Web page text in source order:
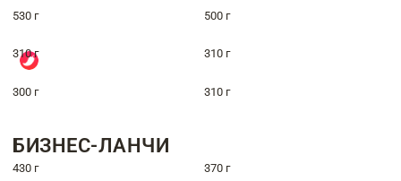
530 г 500 г
310 г 310 г
300 г 310 г
БИЗНЕС-ЛАНЧИ
430 г 370 г